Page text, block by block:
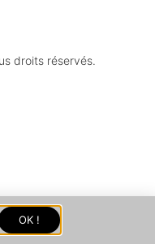
droits réservés.
OK !